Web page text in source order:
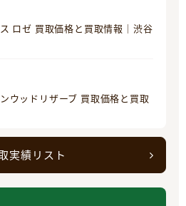
ロゼ 買取価格と買取情報｜渋谷
ウッドリザーブ 買取価格と買取
実績リスト